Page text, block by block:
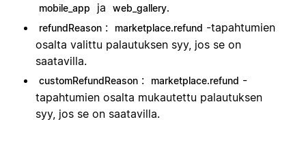
mobile_app ja
web_gallery.
refundReason : marketplace.refund -tapahtumien
osalta valittu palautuksen syy, jos se on
saatavilla.
customRefundReason : marketplace.refund -
tapahtumien osalta mukautettu palautuksen
syy, jos se on saatavilla.